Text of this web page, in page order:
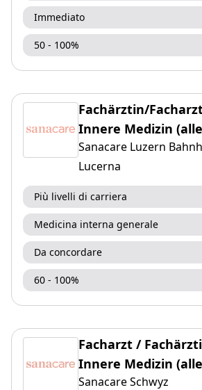
Immediato
50 - 100%
Fachärztin/
Innere Medizin
Sanacare Luzern
Lucerna
Più livelli di carriera
Medicina interna generale
Da concordare
60 - 100%
Facharzt /
Innere Medizin
Sanacare Schwyz